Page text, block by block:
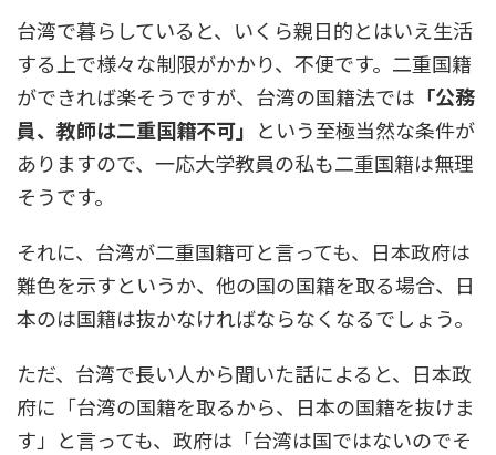
台湾で暮らしていると、いくら親日的とはいえ生活
する上で様々な制限がかかり、不便です。二重国籍
ができれば楽そうですが、台湾の国籍法では 「公務
員、教師は二重国籍不可」 という至極当然な条件が
ありますので、一応大学教員の私も二重国籍は無理
そうです。
それに、台湾が二重国籍可と言っても、日本政府は
難色を示すというか、他の国の国籍を取る場合、日
本のは国籍は抜かなければならなくなるでしょう。
ただ、台湾で長い人から聞いた話によると、日本政
府に「台湾の国籍を取るから、日本の国籍を抜けま
す」と言っても、政府は「台湾は国ではないのでそ